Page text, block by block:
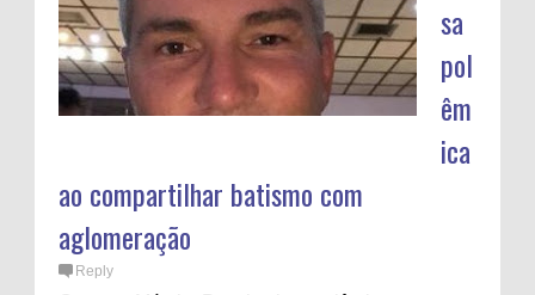
sa
pol
êm
ica
ao compartilhar batismo com
aglomeração
Reply